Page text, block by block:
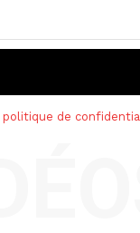
politique de